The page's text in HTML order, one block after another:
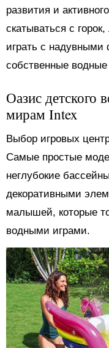
развития и
скатываться с
играть с
собственные
Оазис детского
мирам Intex
Выбор игровых
Самые простые
неглубокие
декоративными
малышей, которые
водными играми.